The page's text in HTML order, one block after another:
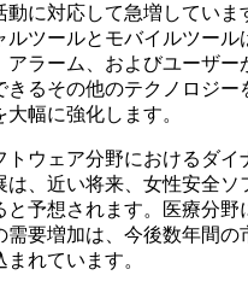
動に対応して急増していま
ルツールとモバイルツール
アラーム、およびユーザー
きるその他のテクノロジー
幅に強化します。
トウェア分野におけるダイ
は、近い将来、女性安全ソ
と予想されます。医療分野
需要増加は、今後数年間の
れています。